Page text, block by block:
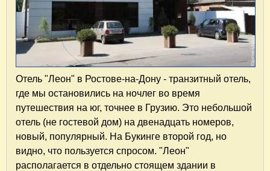
Отель "Леон" в Ростове-на-Дону - транзитный отель,
где мы остановились на ночлег во время
путешествия на юг, точнее в Грузию. Это небольшой
отель (не гостевой дом) на двенадцать номеров,
новый, популярный. На Букинге второй год, но
видно, что пользуется спросом. "Леон"
располагается в отдельно стоящем здании в